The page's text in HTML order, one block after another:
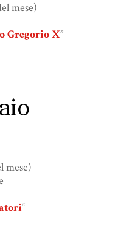
mese)
Gregorio X”
mese)
“